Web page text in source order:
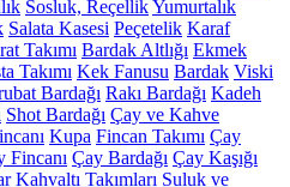
Sosluk, ReçellikYumurtalık
Salata Kasesi Peçetelik Karaf
Takımı Bardak Altlığı Ekmek
Takımı Kek Fanusu Bardak Viski
Bardağı Rakı Bardağı Kadeh
Shot Bardağı Çay ve Kahve
Kupa Fincan Takımı Çay
Fincanı Çay Bardağı Çay Kaşığı
Kahvaltı Takımları Suluk ve